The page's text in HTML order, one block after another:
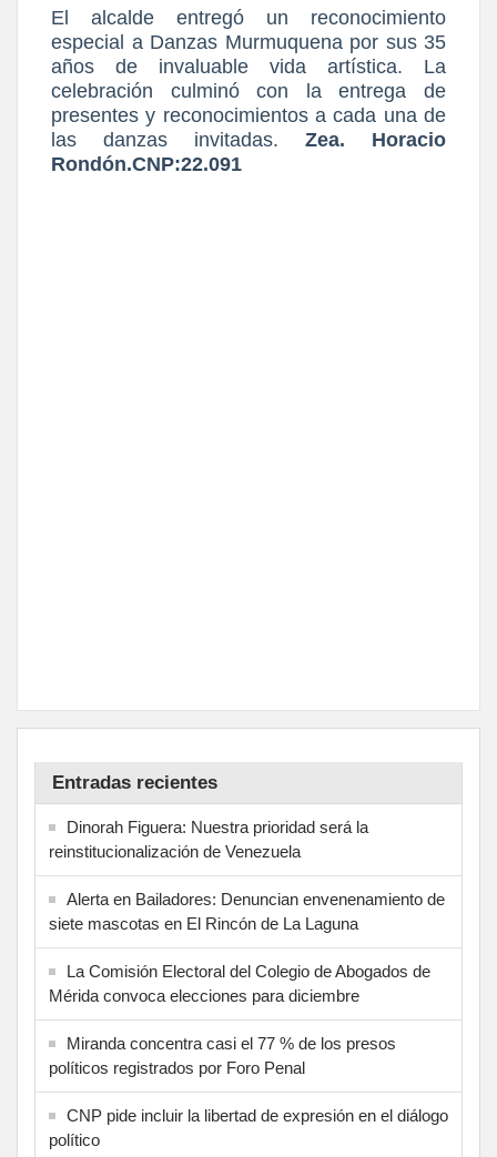
El alcalde entregó un reconocimiento
especial a Danzas Murmuquena por sus 35
años de invaluable vida artística. La
celebración culminó con la entrega de
presentes y reconocimientos a cada una de
las danzas invitadas. Zea. Horacio
Rondón.CNP:22.091
Entradas recientes
Dinorah Figuera: Nuestra prioridad será la
reinstitucionalización de Venezuela
Alerta en Bailadores: Denuncian envenenamiento de
siete mascotas en El Rincón de La Laguna
La Comisión Electoral del Colegio de Abogados de
Mérida convoca elecciones para diciembre
Miranda concentra casi el 77 % de los presos
políticos registrados por Foro Penal
CNP pide incluir la libertad de expresión en el diálogo
político